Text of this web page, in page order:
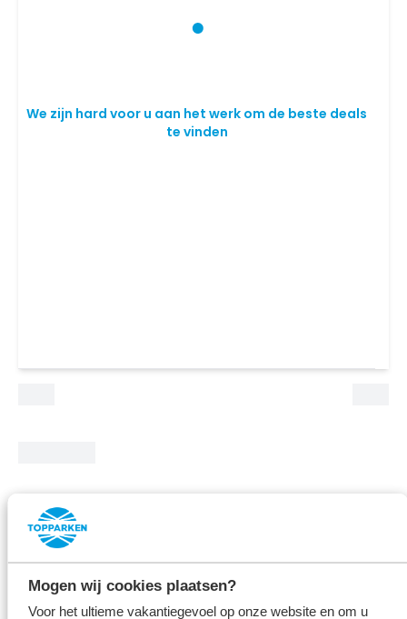
Mogen wij cookies plaatsen?
Voor het ultieme vakantiegevoel op onze website en om u
We zijn hard voor u aan het werk om de beste deals
te vinden
Reviews
7.6
17 Beoordelingen